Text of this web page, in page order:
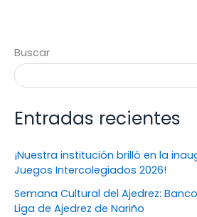
Buscar
Entradas recientes
¡Nuestra institución brilló en la
Juegos Intercolegiados 2026!
Semana Cultural del Ajedrez:
Liga de Ajedrez de Nariño